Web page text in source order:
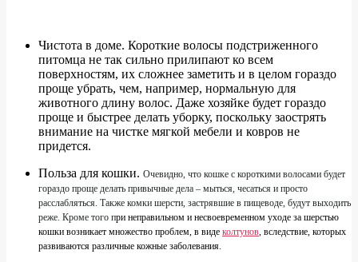
Чистота в доме. Короткие волосы подстриженного
питомца не так сильно прилипают ко всем
поверхностям, их сложнее заметить и в целом гораздо
проще убрать, чем, например, нормальную для
животного длину волос. Даже хозяйке будет гораздо
проще и быстрее делать уборку, поскольку заострять
внимание на чистке мягкой мебели и ковров не
придется.
Польза для кошки. Очевидно, что кошке с короткими волосами будет
гораздо проще делать привычные дела – мыться, чесаться и просто
расслабляться. Также комки шерсти, застрявшие в пищеводе, будут выходить
реже. Кроме того при неправильном и несвоевременном уходе за шерстью
кошки возникает множество проблем, в виде колтунов, вследствие, которых
развиваются различные кожные заболевания.